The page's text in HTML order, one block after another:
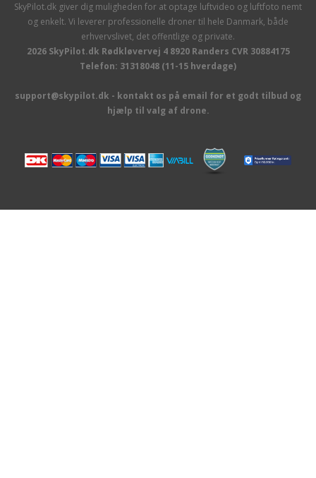
SkyPilot.dk giver dig muligheden for at optage luftvideo og luftfoto nemt
og enkelt. Vi leverer professionelle droner til hele Danmark, både
erhvervslivet, det offentlige og private.
2026 SkyPilot.dk Rødkløvervej 4 8920 Randers CVR 30884175
Telefon: 31318048 (11-15 hverdage)
support@skypilot.dk - kontakt os på email for et godt tilbud og
hjælp til valg af drone.